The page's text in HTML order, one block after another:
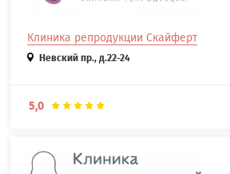
Клиника репродукции Скайферт
Невский пр., д.22-24
5,0